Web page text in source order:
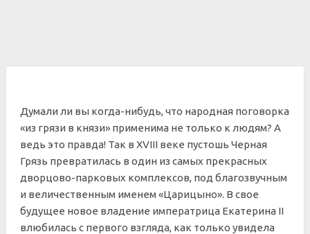
Думали ли вы когда-нибудь, что народная поговорка
«из грязи в князи» применима не только к людям? А
ведь это правда! Так в XVIII веке пустошь Черная
Грязь превратилась в один из самых прекрасных
дворцово-парковых комплексов, под благозвучным
и величественным именем «Царицыно». В свое
будущее новое владение императрица Екатерина II
влюбилась с первого взгляда, как только увидела